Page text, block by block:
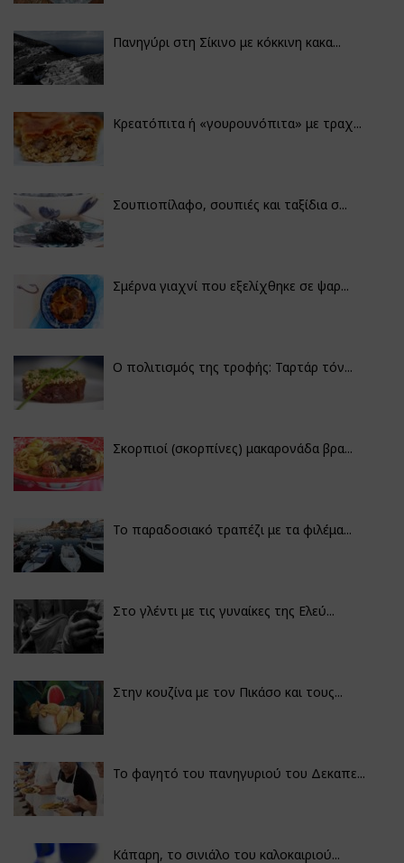
Πανηγύρι στη Σίκινο με κόκκινη κακα...
Κρεατόπιτα ή «γουρουνόπιτα» με τραχ...
Σουπιοπίλαφο, σουπιές και ταξίδια σ...
Σμέρνα γιαχνί που εξελίχθηκε σε ψαρ...
Ο πολιτισμός της τροφής: Ταρτάρ τόν...
Σκορπιοί (σκορπίνες) μακαρονάδα βρα...
Το παραδοσιακό τραπέζι με τα φιλέμα...
Στο γλέντι με τις γυναίκες της Ελεύ...
Στην κουζίνα με τον Πικάσο και τους...
Το φαγητό του πανηγυριού του Δεκαπε...
Κάπαρη, το σινιάλο του καλοκαιριού...